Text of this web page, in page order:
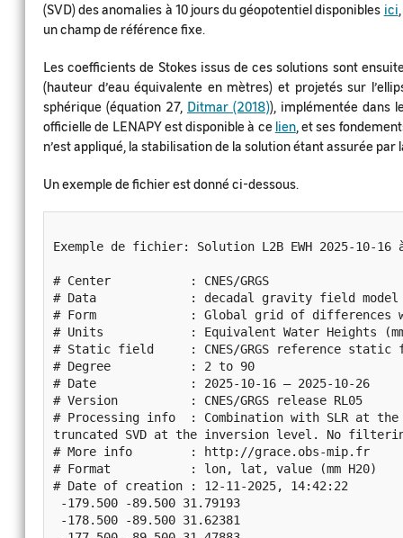
(SVD) des anomalies à 10 jours du géopotentiel disponibles ici
un champ de référence fixe.
Les coefficients de Stokes issus de ces solutions sont
(hauteur d’eau équivalente en mètres) et projetés sur
sphérique (équation 27, Ditmar (2018)), implémentée dans
officielle de LENAPY est disponible à ce lien, et ses
n’est appliqué, la stabilisation de la solution étant assurée par
Un exemple de fichier est donné ci-dessous.
Exemple de fichier: Solution L2B EWH 2025-10-16
# Center           : CNES/GRGS
# Data             : decadal gravity field model
# Form             : Global grid of differences
# Units            : Equivalent Water Heights
# Static field     : CNES/GRGS reference static
# Degree           : 2 to 90
# Date             : 2025-10-16 – 2025-10-26
# Version          : CNES/GRGS release RL05
# Processing info  : Combination with SLR at
truncated SVD at the inversion level. No
# More info        : http://grace.obs-mip.fr
# Format           : lon, lat, value (mm H20)
# Date of creation : 12-11-2025, 14:42:22